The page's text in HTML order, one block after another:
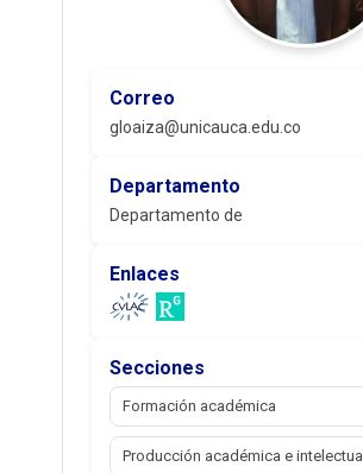
Correo
gloaiza@unicauca.edu.co
Departamento
Departamento de
Enlaces
Secciones
Formación académica
Producción académica e intelectual